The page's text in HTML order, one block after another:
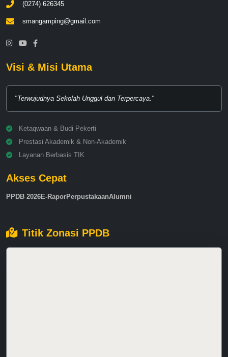
(0274) 626345
smangamping@gmail.com
Visi & Misi Utama
"Terwujudnya Sekolah Unggul dan Terpercaya."
Ketaqwaan & Budi Pekerti
Prestasi Akademik & Non-Akademik
Layanan Berbasis TIK
Akses Cepat
PPDB 2026E-RaporPerpustakaanAlumni
Titik Zonasi PPDB